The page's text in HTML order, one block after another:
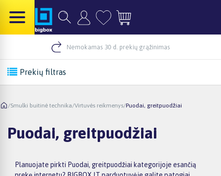
Nemokamas 30 d. prekių grąžinimas
Prekių filtras
/Smulki buitinė technika/Virtuvės reikmenys/Puodai, greitpuodžiai
Puodai, greitpuodžiai
Planuojate pirkti Puodai, greitpuodžiai kategorijoje esančią